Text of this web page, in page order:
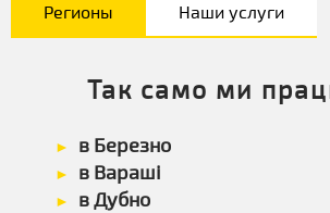
Регионы Наши услуги
Так само ми
в Березно
в Вараші
в Дубно